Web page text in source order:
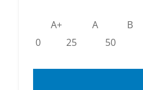
A+ A B
0
25 50